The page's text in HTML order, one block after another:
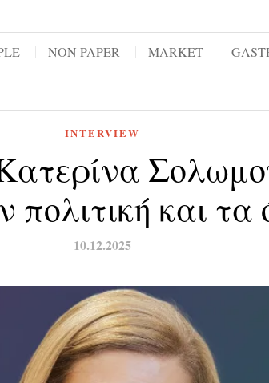
NON PAPER MARKET
INTERVIEW
πολιτική και τα
10.12.2025